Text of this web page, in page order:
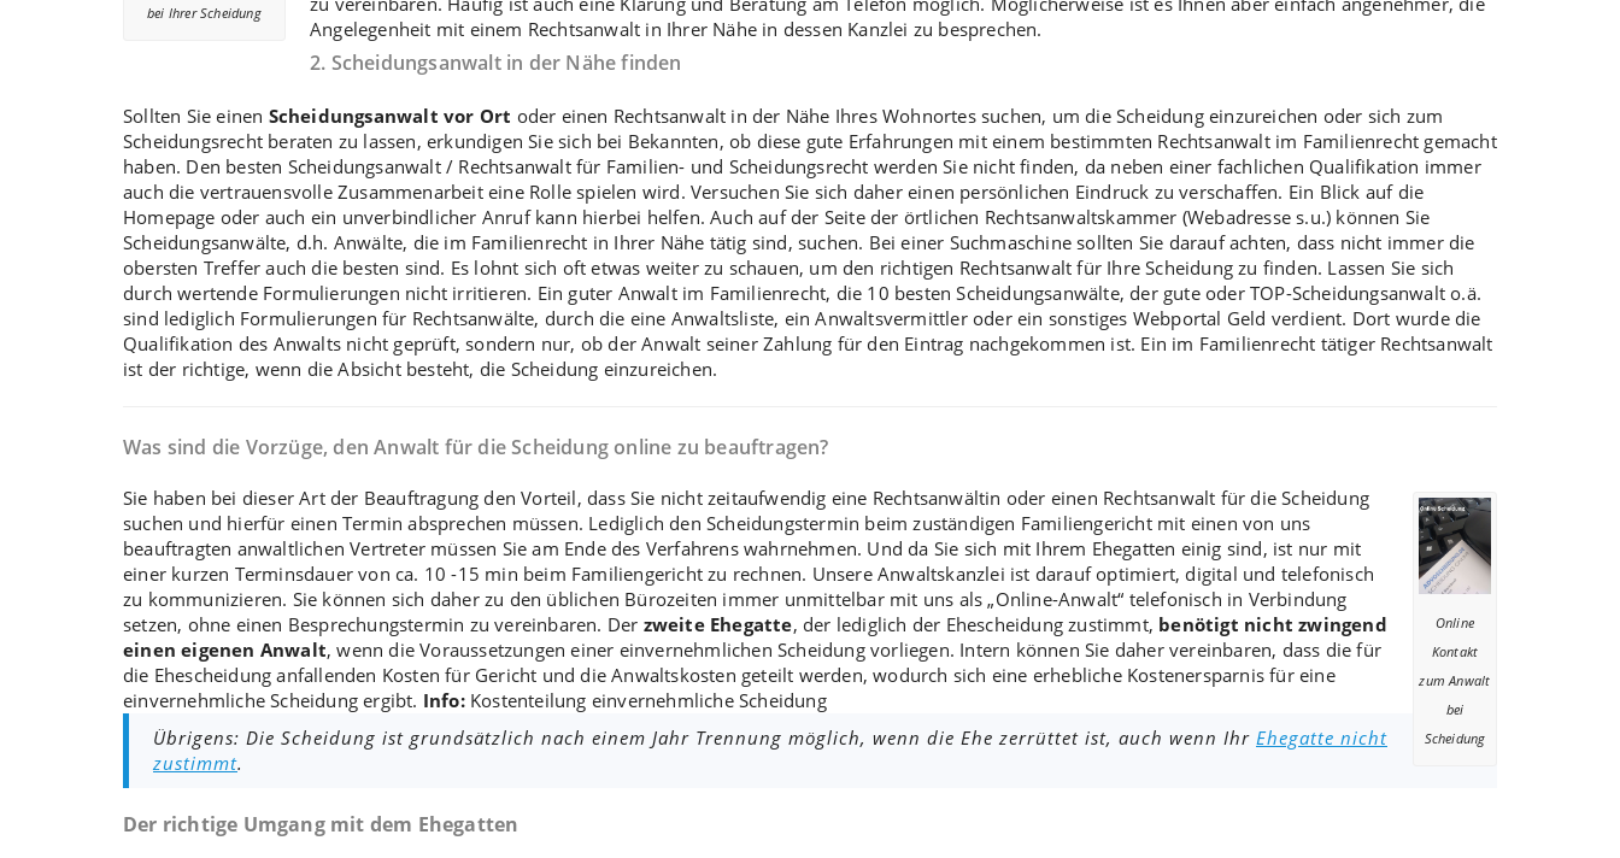
bei Ihrer Scheidung
Angelegenheit mit einem Rechtsanwalt in Ihrer Nähe in dessen Kanzlei zu besprechen.
2. Scheidungsanwalt in der Nähe finden
Sollten Sie einen Scheidungsanwalt vor Ort oder einen Rechtsanwalt in der Nähe Ihres Wohnortes suchen, um die Scheidung einzureichen oder sich zum
Scheidungsrecht beraten zu lassen, erkundigen Sie sich bei Bekannten, ob diese gute Erfahrungen mit einem bestimmten Rechtsanwalt im Familienrecht gemacht
haben. Den besten Scheidungsanwalt / Rechtsanwalt für Familien- und Scheidungsrecht werden Sie nicht finden, da neben einer fachlichen Qualifikation immer
auch die vertrauensvolle Zusammenarbeit eine Rolle spielen wird. Versuchen Sie sich daher einen persönlichen Eindruck zu verschaffen. Ein Blick auf die
Homepage oder auch ein unverbindlicher Anruf kann hierbei helfen. Auch auf der Seite der örtlichen Rechtsanwaltskammer (Webadresse s.u.) können Sie
Scheidungsanwälte, d.h. Anwälte, die im Familienrecht in Ihrer Nähe tätig sind, suchen. Bei einer Suchmaschine sollten Sie darauf achten, dass nicht immer die
obersten Treffer auch die besten sind. Es lohnt sich oft etwas weiter zu schauen, um den richtigen Rechtsanwalt für Ihre Scheidung zu finden. Lassen Sie sich
durch wertende Formulierungen nicht irritieren. Ein guter Anwalt im Familienrecht, die 10 besten Scheidungsanwälte, der gute oder TOP-Scheidungsanwalt o.ä.
sind lediglich Formulierungen für Rechtsanwälte, durch die eine Anwaltsliste, ein Anwaltsvermittler oder ein sonstiges Webportal Geld verdient. Dort wurde die
Qualifikation des Anwalts nicht geprüft, sondern nur, ob der Anwalt seiner Zahlung für den Eintrag nachgekommen ist. Ein im Familienrecht tätiger Rechtsanwalt
ist der richtige, wenn die Absicht besteht, die Scheidung einzureichen.
Was sind die Vorzüge, den Anwalt für die Scheidung online zu beauftragen?
Online
Kontakt
zum Anwalt
bei
Scheidung
Sie haben bei dieser Art der Beauftragung den Vorteil, dass Sie nicht zeitaufwendig eine Rechtsanwältin oder einen Rechtsanwalt für die Scheidung
suchen und hierfür einen Termin absprechen müssen. Lediglich denScheidungstermin beim zuständigen Familiengericht mit einen von uns
beauftragten anwaltlichen Vertreter müssen Sie am Ende des Verfahrens wahrnehmen. Und da Sie sich mit Ihrem Ehegatten einig sind, ist nur mit
einer kurzen Terminsdauer von ca. 10 -15 min beim Familiengericht zu rechnen. Unsere Anwaltskanzlei ist darauf optimiert, digital und telefonisch
zu kommunizieren. Sie können sich daher zu den üblichen Bürozeiten immer unmittelbar mit uns als „Online-Anwalt“ telefonisch in Verbindung
setzen, ohne einen Besprechungstermin zu vereinbaren. Der zweite Ehegatte, der lediglich der Ehescheidung zustimmt, benötigt nicht zwingend
einen eigenen Anwalt, wenn die Voraussetzungen einer einvernehmlichen Scheidungvorliegen. Intern können Sie daher vereinbaren, dass die für
die Ehescheidung anfallenden Kosten für Gericht und dieAnwaltskosten geteilt werden, wodurch sich eine erhebliche Kostenersparnis für eine
einvernehmliche Scheidung ergibt. Info: Kostenteilung einvernehmliche Scheidung
Übrigens: Die Scheidung ist grundsätzlich nach einem Jahr Trennung möglich, wenn die Ehe zerrüttet ist, auch wenn Ihr Ehegatte nicht
zustimmt.
Der richtige Umgang mit dem Ehegatten